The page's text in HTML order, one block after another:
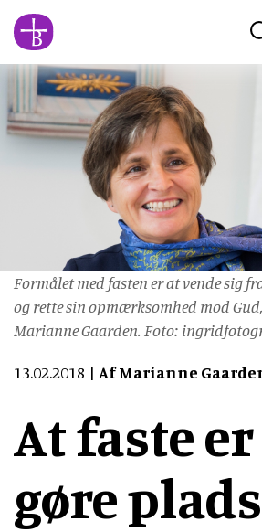
Skip
to
main
content
Formålet med fasten er at vende sig
og rette sin opmærksomhed mod
Marianne Gaarden. Foto:
13.02.2018 Af Marianne
At faste
gøre